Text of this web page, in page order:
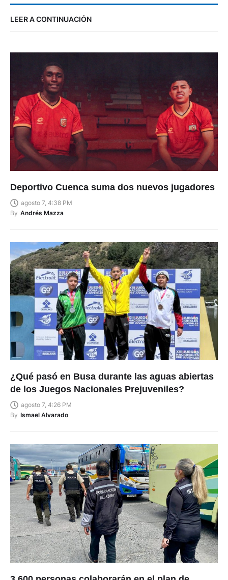
LEER A CONTINUACIÓN
Deportivo Cuenca suma dos nuevos jugadores
agosto 7, 4:38 PM
By Andrés Mazza
¿Qué pasó en Busa durante las aguas abiertas
de los Juegos Nacionales Prejuveniles?
agosto 7, 4:26 PM
By Ismael Alvarado